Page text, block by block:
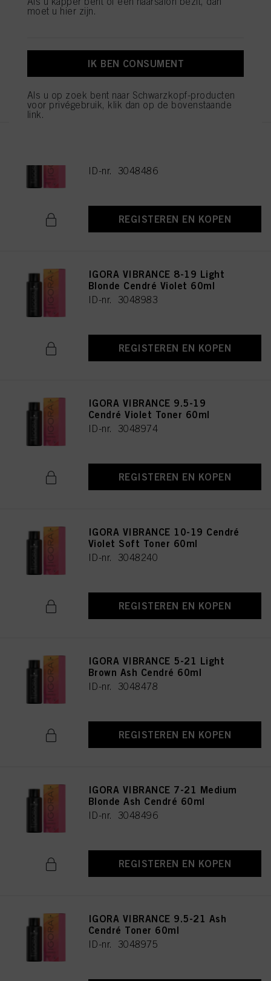
IGORA VIBRANCE 5-16 Light
REGISTEREN EN KOPEN
ID-nr. 3048486
REGISTEREN EN KOPEN
IGORA VIBRANCE 8-19 Light
Blonde Cendré Violet 60ml
ID-nr. 3048983
REGISTEREN EN KOPEN
IGORA VIBRANCE 9.5-19
Cendré Violet Toner 60ml
ID-nr. 3048974
REGISTEREN EN KOPEN
IGORA VIBRANCE 10-19 Cendré
Violet Soft Toner 60ml
ID-nr. 3048240
REGISTEREN EN KOPEN
IGORA VIBRANCE 5-21 Light
Brown Ash Cendré 60ml
ID-nr. 3048478
REGISTEREN EN KOPEN
IGORA VIBRANCE 7-21 Medium
Blonde Ash Cendré 60ml
ID-nr. 3048496
REGISTEREN EN KOPEN
IGORA VIBRANCE 9.5-21 Ash
Cendré Toner 60ml
ID-nr. 3048975
moet u hier zijn.
IK BEN CONSUMENT
Als u op zoek bent naar Schwarzkopf-producten
voor privégebruik, klik dan op de bovenstaande
link.